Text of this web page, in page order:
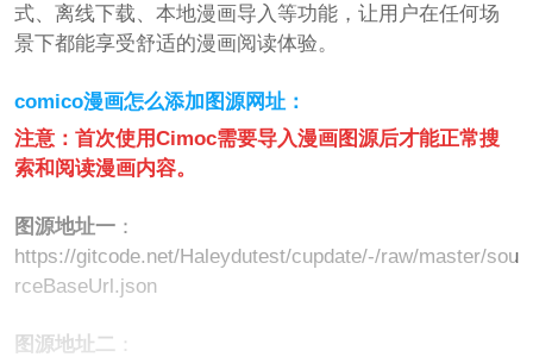
式、离线下载、本地漫画导入等功能，让用户在任何场
景下都能享受舒适的漫画阅读体验。
comico漫画怎么添加图源网址：
注意：首次使用Cimoc需要导入漫画图源后才能正常搜
索和阅读漫画内容。
图源地址一：
https://gitcode.net/Haleydutest/cupdate/-/raw/master/sou
rceBaseUrl.json
图源地址二 ：